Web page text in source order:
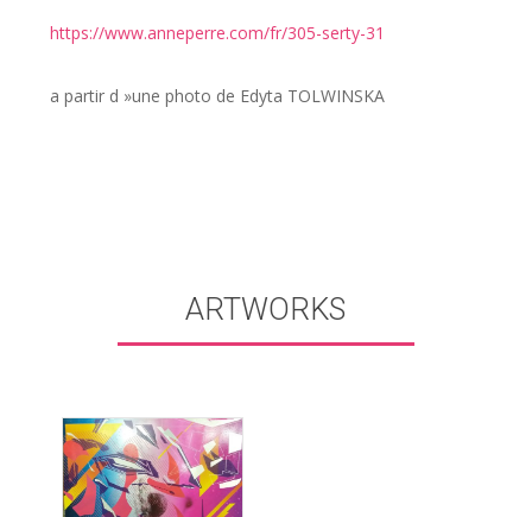
https://www.anneperre.com/fr/305-serty-31
a partir d »une photo de Edyta TOLWINSKA
ARTWORKS